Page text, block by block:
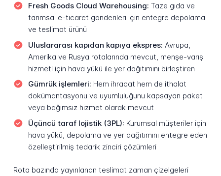
Fresh Goods Cloud Warehousing: Taze gıda ve
tarımsal e-ticaret gönderileri için entegre depolama
ve teslimat ürünü
Uluslararası kapıdan kapıya ekspres: Avrupa,
Amerika ve Rusya rotalarında mevcut, menşe-varış
hizmeti için hava yükü ile yer dağıtımını birleştiren
Gümrük işlemleri: Hem ihracat hem de ithalat
dokümantasyonu ve uyumluluğunu kapsayan paket
veya bağımsız hizmet olarak mevcut
Üçüncü taraf lojistik (3PL): Kurumsal müşteriler için
hava yükü, depolama ve yer dağıtımını entegre eden
özelleştirilmiş tedarik zinciri çözümleri
Rota bazında yayınlanan teslimat zaman çizelgeleri